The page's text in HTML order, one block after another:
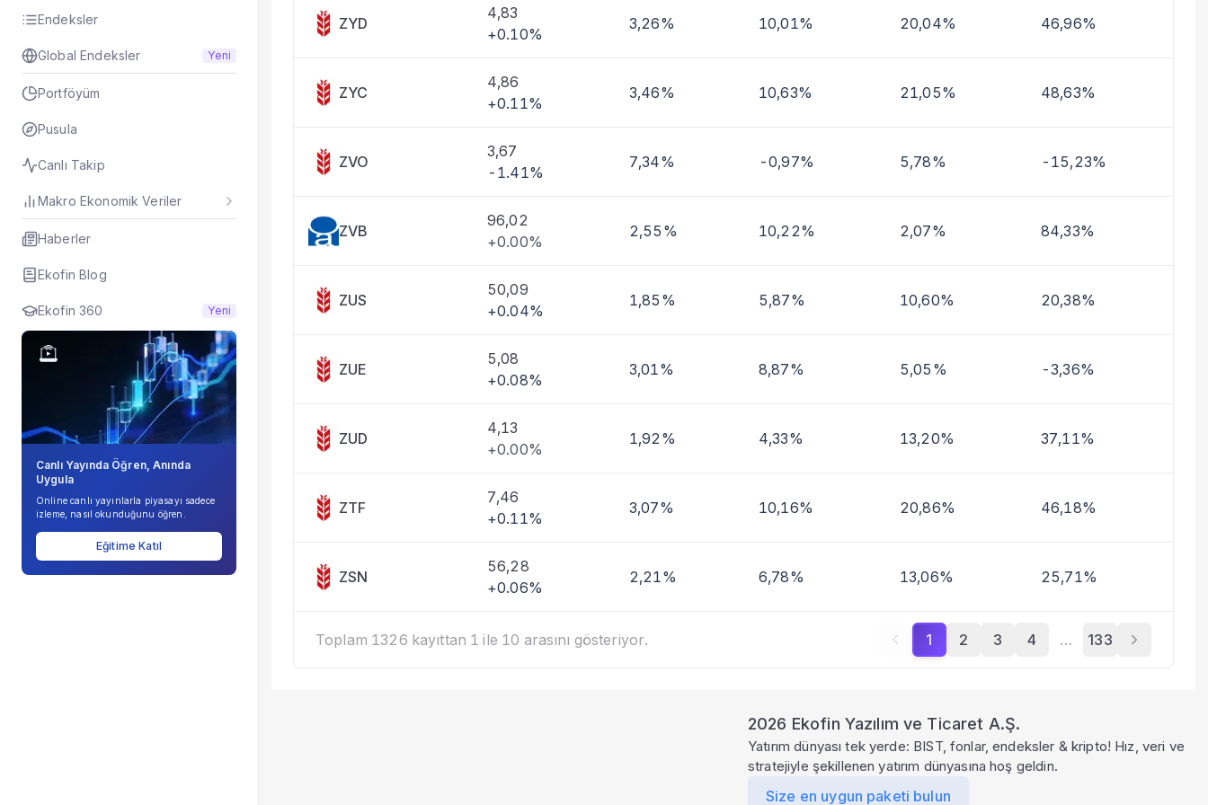
Endeksler
Global Endeksler Yeni
Portföyüm
Pusula
Canlı Takip
Makro Ekonomik Veriler
Haberler
Ekofin Blog
Ekofin 360 Yeni
Canlı Yayında Öğren, Anında
Uygula
Online canlı yayınlarla piyasayı sadece
izleme, nasıl okunduğunu öğren.
Eğitime Katıl
Taşınan Fonlar
Fiyat Endeks Değişimi
ZYD
4,83
+0.10%
3,26% 10,01% 20,04% 46,96%
ZYC
4,86
+0.11%
3,46% 10,63% 21,05% 48,63%
ZVO
3,67
-1.41%
7,34% -0,97% 5,78% -15,23%
ZVB
96,02
+0.00%
2,55% 10,22% 2,07% 84,33%
ZUS
50,09
+0.04%
1,85% 5,87% 10,60% 20,38%
ZUE
5,08
+0.08%
3,01% 8,87% 5,05% -3,36%
ZUD
4,13
+0.00%
1,92% 4,33% 13,20% 37,11%
ZTF
7,46
+0.11%
3,07% 10,16% 20,86% 46,18%
ZSN
56,28
+0.06%
2,21% 6,78% 13,06% 25,71%
Toplam 1326 kayıttan 1 ile 10 arasını gösteriyor. 1 2 3 4 … 133
2026 Ekofin Yazılım ve Ticaret A.Ş.
Yatırım dünyası tek yerde: BIST, fonlar, endeksler & kripto! Hız, veri ve
stratejiyle şekillenen yatırım dünyasına hoş geldin.
Size en uygun paketi bulun